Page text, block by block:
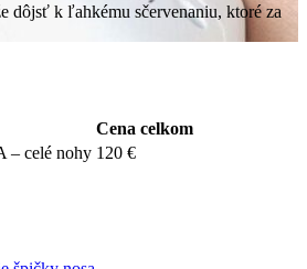
dôjsť k ľahkému sčervenaniu, ktoré za
Cena celkom
celé nohy 120 €